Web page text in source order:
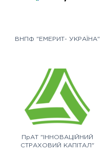
ВНПФ "ЕМЕРИТ- УКРАЇНА"
ПрАТ "ІННОВАЦІЙНИЙ
СТРАХОВИЙ КАПІТАЛ"